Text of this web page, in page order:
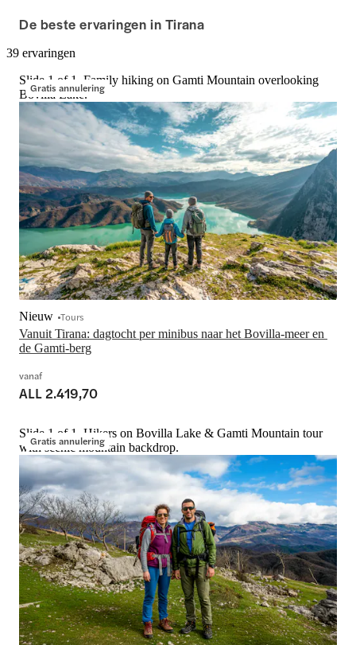
canyon en het reservoir en ontdek
waterbron, terwijl je omringd wordt
door ruig berglandschap.
platteland voor
een van de
Albanië.
De beste ervaringen in Tirana
39 ervaringen
Gratis annulering
Slide 1 of 1, Family hiking on Gamti Mountain overlooking
Bovilla Lake.
Vanuit Tirana: dagtocht per minibus naar het Bovilla-meer en
de Gamti-berg
Nieuw Tours
vanaf
ALL 2.419,70
Gratis annulering
Slide 1 of 1, Hikers on Bovilla Lake & Gamti Mountain tour
with scenic mountain backdrop.